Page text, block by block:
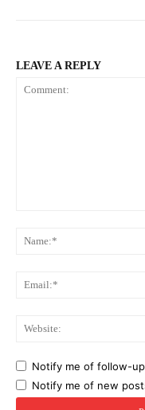
LEAVE A REPLY
Notify me of follow-
Notify me of new